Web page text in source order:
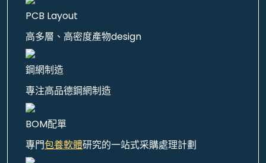
PCB Layout
高多層、高密度產物design
鋼網制造
專注高品德鋼網制造
BOM配單
專門包養軟體研究的一站式采購處理計劃